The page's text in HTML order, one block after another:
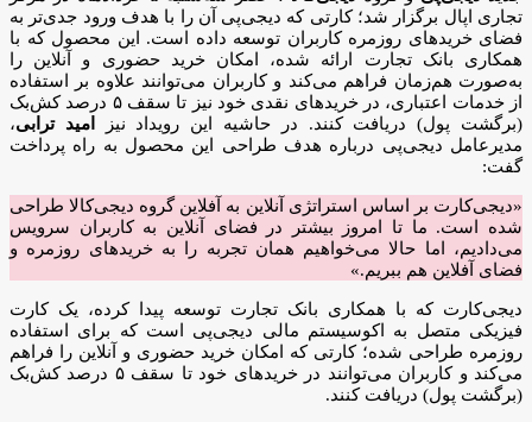
تجاری اپال برگزار شد؛ کارتی که دیجی‌پی آن را با هدف ورود جدی‌تر به
فضای خریدهای روزمره کاربران توسعه داده است. این محصول که با
همکاری بانک تجارت ارائه شده، امکان خرید حضوری و آنلاین را
به‌صورت هم‌زمان فراهم می‌کند و کاربران می‌توانند علاوه بر استفاده
از خدمات اعتباری، در خریدهای نقدی خود نیز تا سقف ۵ درصد کش‌بک
(برگشت پول) دریافت کنند. در حاشیه این رویداد نیز
امید ترابی،
مدیرعامل دیجی‌پی درباره هدف طراحی این محصول به راه پرداخت
گفت:
«دیجی‌کارت بر اساس استراتژی آنلاین به آفلاین گروه دیجی‌کالا طراحی
شده است. ما تا امروز بیشتر در فضای آنلاین به کاربران سرویس
می‌دادیم، اما حالا می‌خواهیم همان تجربه را به خریدهای روزمره و
فضای آفلاین هم ببریم.»
دیجی‌کارت که با همکاری بانک تجارت توسعه پیدا کرده، یک کارت
فیزیکی متصل به اکوسیستم مالی دیجی‌پی است که برای استفاده
روزمره طراحی شده؛ کارتی که امکان خرید حضوری و آنلاین را فراهم
می‌کند و کاربران می‌توانند در خریدهای خود تا سقف ۵ درصد کش‌بک
(برگشت پول) دریافت کنند.